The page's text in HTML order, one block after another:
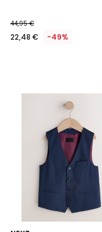
44,95 €
22,48 € -49%